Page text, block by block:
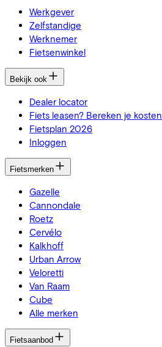
Werkgever
Zelfstandige
Werknemer
Fietsenwinkel
Bekijk ook
Dealer locator
Fiets leasen? Bereken je kosten
Fietsplan 2026
Inloggen
Fietsmerken
Gazelle
Cannondale
Roetz
Cervélo
Kalkhoff
Urban Arrow
Veloretti
Van Raam
Cube
Alle merken
Fietsaanbod